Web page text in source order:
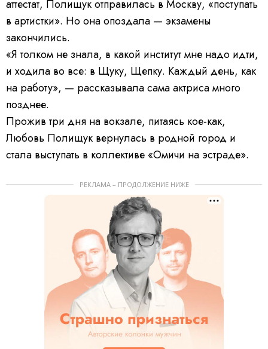
аттестат, Полищук отправилась в Москву, «поступать
в артистки». Но она опоздала — экзамены
закончились.
«Я толком не знала, в какой институт мне надо идти,
и ходила во все: в Щуку, Щепку. Каждый день, как
на работу», — рассказывала сама актриса много
позднее.
Прожив три дня на вокзале, питаясь кое-как,
Любовь Полищук вернулась в родной город и
стала выступать в коллективе «Омичи на эстраде».
РЕКЛАМА – ПРОДОЛЖЕНИЕ НИЖЕ